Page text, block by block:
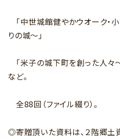
「中世城館健やかウオーク・
りの城～」
「米子の城下町を創った人々
など。
全88回（ファイル綴り）。
◎寄贈頂いた資料は、２階郷土